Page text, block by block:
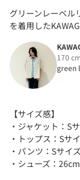
グリーンレーベル
を着用した
170
green
【サイズ感】
・ジャケット：S
・トップス：Sサ
・パンツ：Sサイ
・シューズ：